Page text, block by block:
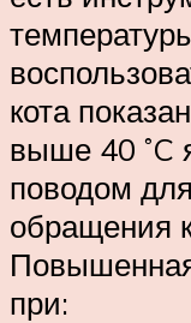
кота
выше 40 ˚C
поводом
обращения
при: